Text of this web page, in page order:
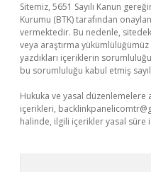
Sitemiz, 5651 Sayılı Kanun
Kurumu (BTK) tarafından
vermektedir. Bu nedenle,
veya araştırma
yazdıkları içeriklerin
bu sorumluluğu kabul etmiş
Hukuka ve yasal düzenlemelere
içerikleri,
halinde, ilgili içerikler yasal süre